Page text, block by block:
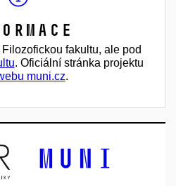
fakultu, ale pod
. Oficiální stránka projektu
muni.cz.